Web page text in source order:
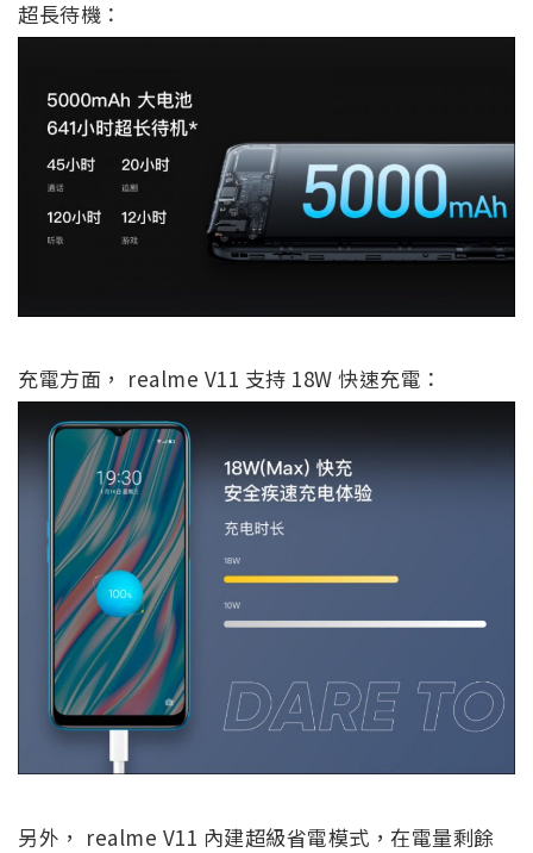
超長待機：
充電方面， realme V11 支持 18W 快速充電：
另外， realme V11 內建超級省電模式，在電量剩餘